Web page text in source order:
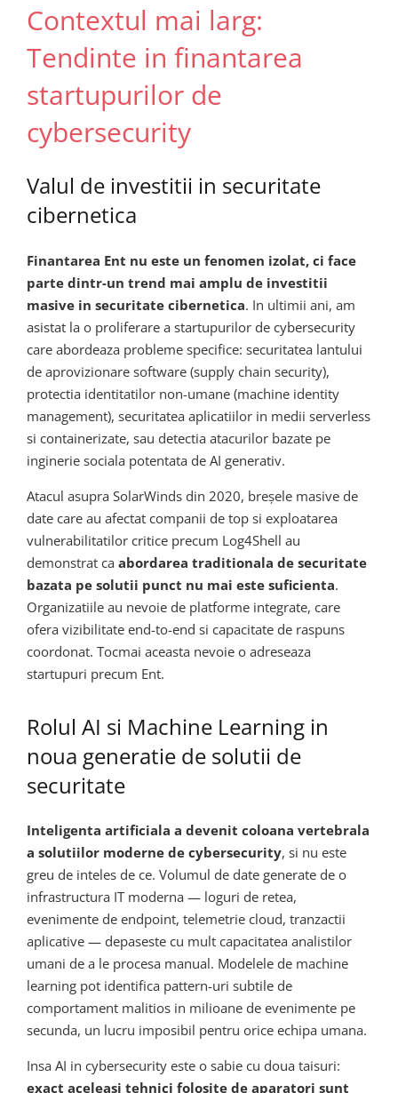
Contextul mai larg:
Tendinte in finantarea
startupurilor de
cybersecurity
Valul de investitii in securitate
cibernetica
Finantarea Ent nu este un fenomen izolat, ci face
parte dintr-un trend mai amplu de investitii
masive in securitate cibernetica. In ultimii ani, am
asistat la o proliferare a startupurilor de cybersecurity
care abordeaza probleme specifice: securitatea lantului
de aprovizionare software (supply chain security),
protectia identitatilor non-umane (machine identity
management), securitatea aplicatiilor in medii serverless
si containerizate, sau detectia atacurilor bazate pe
inginerie sociala potentata de AI generativ.
Atacul asupra SolarWinds din 2020, breșele masive de
date care au afectat companii de top si exploatarea
vulnerabilitatilor critice precum Log4Shell au
demonstrat ca abordarea traditionala de securitate
bazata pe solutii punct nu mai este suficienta.
Organizatiile au nevoie de platforme integrate, care
ofera vizibilitate end-to-end si capacitate de raspuns
coordonat. Tocmai aceasta nevoie o adreseaza
startupuri precum Ent.
Rolul AI si Machine Learning in
noua generatie de solutii de
securitate
Inteligenta artificiala a devenit coloana vertebrala
a solutiilor moderne de cybersecurity, si nu este
greu de inteles de ce. Volumul de date generate de o
infrastructura IT moderna — loguri de retea,
evenimente de endpoint, telemetrie cloud, tranzactii
aplicative — depaseste cu mult capacitatea analistilor
umani de a le procesa manual. Modelele de machine
learning pot identifica pattern-uri subtile de
comportament malitios in milioane de evenimente pe
secunda, un lucru imposibil pentru orice echipa umana.
Insa AI in cybersecurity este o sabie cu doua taisuri:
exact aceleasi tehnici folosite de aparatori sunt